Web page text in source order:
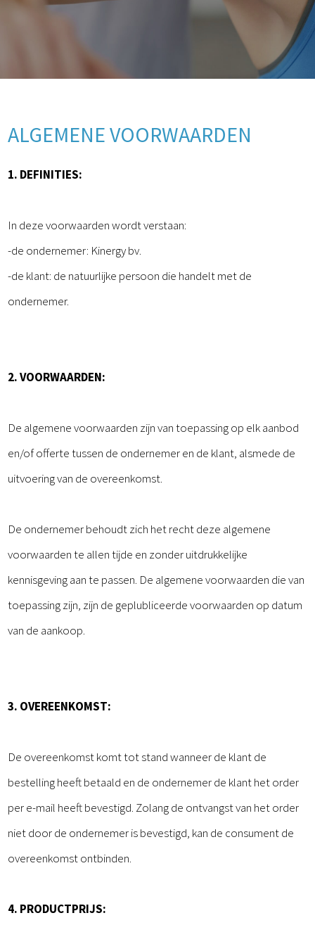
ALGEMENE VOORWAARDEN
1. DEFINITIES:
In deze voorwaarden wordt verstaan:
-de ondernemer: Kinergy bv.
-de klant: de natuurlijke persoon die handelt met de
ondernemer.
2. VOORWAARDEN:
De algemene voorwaarden zijn van toepassing op elk aanbod
en/of offerte tussen de ondernemer en de klant, alsmede de
uitvoering van de overeenkomst.
De ondernemer behoudt zich het recht deze algemene
voorwaarden te allen tijde en zonder uitdrukkelijke
kennisgeving aan te passen. De algemene voorwaarden die van
toepassing zijn, zijn de geplubliceerde voorwaarden op datum
van de aankoop.
3. OVEREENKOMST:
De overeenkomst komt tot stand wanneer de klant de
bestelling heeft betaald en de ondernemer de klant het order
per e-mail heeft bevestigd. Zolang de ontvangst van het order
niet door de ondernemer is bevestigd, kan de consument de
overeenkomst ontbinden.
4. PRODUCTPRIJS: